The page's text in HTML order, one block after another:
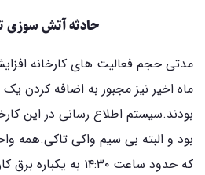
حادثه آتش سوزی
مدتی حجم فعالیت های کارخانه
ماه اخیر نیز مجبور به اضافه کردن
بودند.سیستم اطلاع رسانی در این
بود و البته بی سیم واکی تاکی.همه
که حدود ساعت ۱۴:۳۰ به